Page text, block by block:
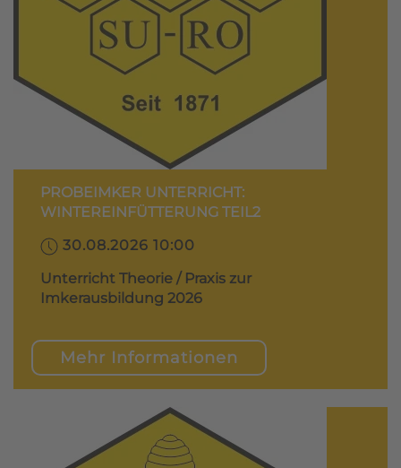
PROBEIMKER UNTERRICHT:
WINTEREINFÜTTERUNG TEIL2
30.08.2026 10:00
Unterricht Theorie / Praxis zur
Imkerausbildung 2026
Mehr Informationen